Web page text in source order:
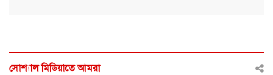
সোশ্যাল মিডিয়াতে আমরা